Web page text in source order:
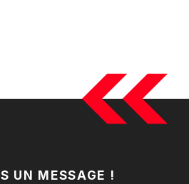
UN MESSAGE !